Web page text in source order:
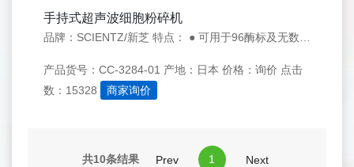
手持式超声波细胞粉碎机
产品货号：CC-3284-01 产地：日本 价格：询价 点击
数：15328
商家询价
共10条结果 Prev 1 Next